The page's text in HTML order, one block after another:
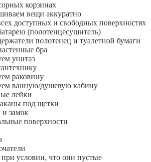
корзинах
вещи аккуратно
доступных и свободных поверхностях
(полотенцесушитель)
полотенец и туалетной бумаги
бра
унитаз
раковину
ванную/душевую кабину
лейки
под щетки
замок
поверхности
условии, что они пустые